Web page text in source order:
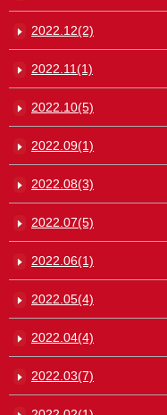
2022.12(2)
2022.11(1)
2022.10(5)
2022.09(1)
2022.08(3)
2022.07(5)
2022.06(1)
2022.05(4)
2022.04(4)
2022.03(7)